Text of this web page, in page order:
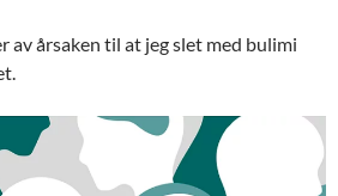
av årsaken til at jeg slet med bulimi